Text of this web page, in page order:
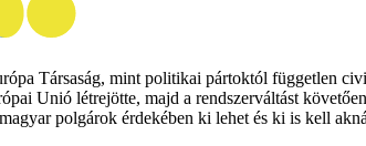
Társaság, mint politikai pártoktól független
Unió létrejötte, majd a rendszerváltást
polgárok érdekében ki lehet és ki is kell